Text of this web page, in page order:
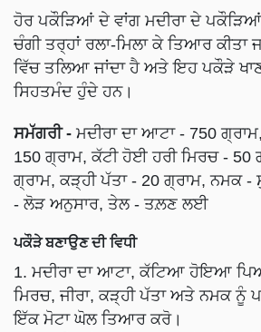
ਹੋਰ ਪਕੌੜਿਆਂ ਦੇ ਵਾਂਗ ਮਦੀਰਾ ਦੇ
ਚੰਗੀ ਤਰ੍ਹਾਂ ਰਲਾ-ਮਿਲਾ ਕੇ ਤਿਆਰ ਕੀਤਾ
ਵਿੱਚ ਤਲਿਆ ਜਾਂਦਾ ਹੈ ਅਤੇ ਇਹ ਪਕੌੜੇ
ਸਿਹਤਮੰਦ ਹੁੰਦੇ ਹਨ।
ਸਮੱਗਰੀ - ਮਦੀਰਾ ਦਾ ਆਟਾ - 750
150 ਗ੍ਰਾਮ, ਕੱਟੀ ਹੋਈ ਹਰੀ ਮਿਰਚ - 50
ਗ੍ਰਾਮ, ਕੜ੍ਹੀ ਪੱਤਾ - 20 ਗ੍ਰਾਮ, ਨਮਕ
- ਲੋੜ ਅਨੁਸਾਰ, ਤੇਲ - ਤਲ਼ਣ ਲਈ
ਪਕੌੜੇ ਬਣਾਉਣ ਦੀ ਵਿਧੀ
1. ਮਦੀਰਾ ਦਾ ਆਟਾ, ਕੱਟਿਆ ਹੋਇਆ
ਮਿਰਚ, ਜੀਰਾ, ਕੜ੍ਹੀ ਪੱਤਾ ਅਤੇ ਨਮਕ ਨੂੰ
ਇੱਕ ਮੋਟਾ ਘੋਲ ਤਿਆਰ ਕਰੋ।